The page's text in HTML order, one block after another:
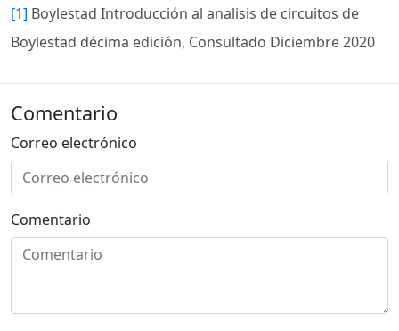
[1] Boylestad Introducción al analisis de circuitos de
Boylestad décima edición, Consultado Diciembre 2020
Comentario
Correo electrónico
Comentario